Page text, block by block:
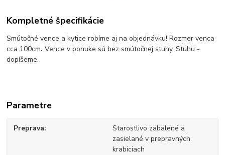
Kompletné špecifikácie
Smútočné vence a kytice robíme aj na objednávku! Rozmer venca
cca 100cm.Vence v ponuke sú bez smútočnej stuhy. Stuhu -
dopíšeme.
Parametre
Preprava
Starostlivo zabalené a
zasielané v prepravných
krabiciach